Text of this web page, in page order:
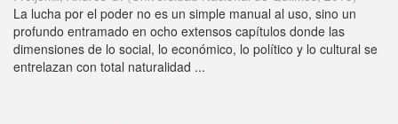
La lucha por el poder no es un simple manual al uso, sino un
profundo entramado en ocho extensos capítulos donde las
dimensiones de lo social, lo económico, lo político y lo cultural se
entrelazan con total naturalidad ...